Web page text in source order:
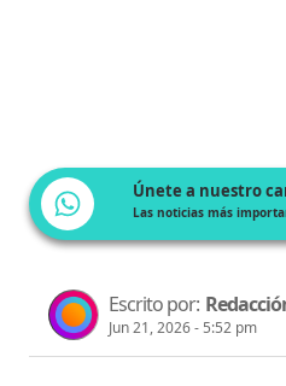
Únete a nuestro
Las noticias más
Escrito por:
Jun 21, 2026 - 5:52 pm